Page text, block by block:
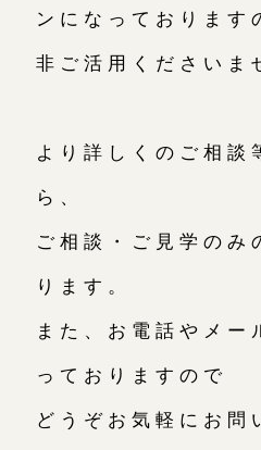
ンになっております
非ご活用くださいま
より詳しくのご相談
ら、
ご相談・ご見学のみ
ります。
また、お電話やメー
っておりますので
どうぞお気軽にお問